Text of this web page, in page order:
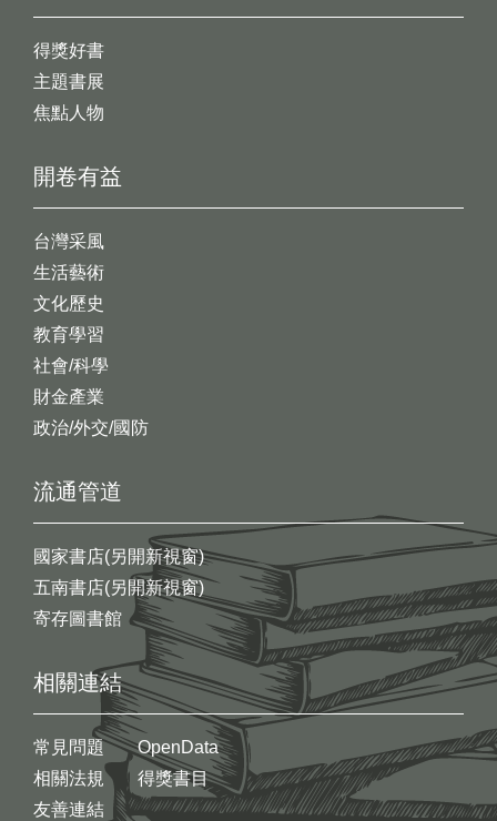
開卷有益
台灣采風
生活藝術
文化歷史
教育學習
社會/科學
財金產業
政治/外交/國防
得獎好書
主題書展
焦點人物
流通管道
國家書店(另開新視窗)
五南書店(另開新視窗)
寄存圖書館
相關連結
常見問題
相關法規
友善連結
OpenData
得獎書目